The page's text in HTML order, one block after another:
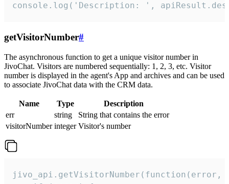
console.log('Description: ',
getVisitorNumber#
The asynchronous function to get a unique visitor number in
JivoChat. Visitors are numbered sequentially: 1, 2, 3, etc. Visitor
number is displayed in the agent's App and archives and can be used
to associate JivoChat data with the CRM data.
Name Type
Description
err
string
String that contains the error
visitorNumber integer Visitor's number
jivo_api.getVisitorNumber(function(error,